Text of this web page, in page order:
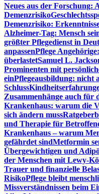
Neues aus der Forschung:
Demenzrisiko
Demenzrisiko:
Alzheimer-Tag: Mensch
größter Pflegedienst in
anpassenPflege
überlastetSamuel L.
Prominenten mit
einPflegeausbildung: nicht
Schluss
Zusammenhänge auch für
Krankenhaus: warum die
sich ändern muss
und Therapie für
Krankenhaus – warum
gefährdet sindMetformin
Übergewichtigen und
der Menschen mit Lewy-
Trauer und finanzielle
RisikoPflege bleibt
Missverständnissen beim